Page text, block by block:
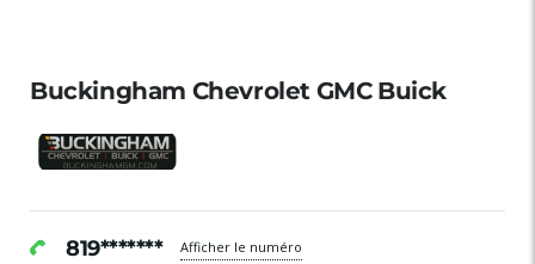
Buckingham Chevrolet GMC Buick
819******* Afficher le numéro